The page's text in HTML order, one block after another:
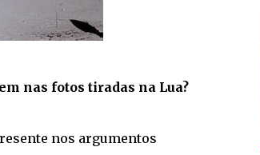
nas fotos tiradas na Lua?
nos argumentos